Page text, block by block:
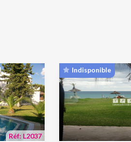
Réf: L2037
Indisponible